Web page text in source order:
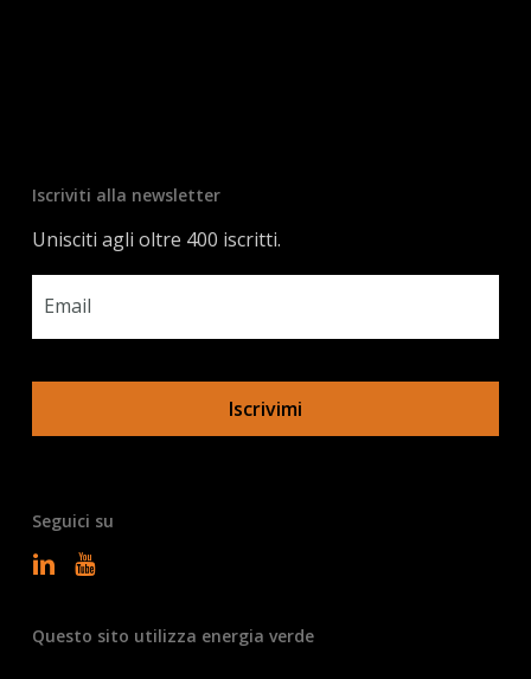
Iscriviti alla newsletter
Unisciti agli oltre 400 iscritti.
Email
Seguici su
Questo sito utilizza energia verde